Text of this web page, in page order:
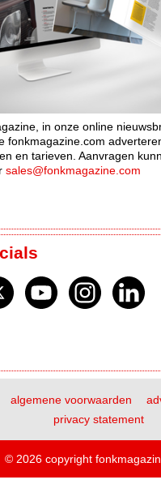
in onze online
fonkmagazine.com
en tarieven. Aanvragen
sales@fonkmagazine.com
algemene voorwaarden
privacy statement
© 2026 copyright